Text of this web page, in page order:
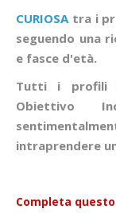
CURIOSAtra i
seguendo una
e fasce d'età.
Tutti i profili
Obiettivo
intraprendere
Completa